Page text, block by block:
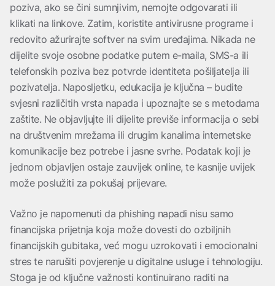
poziva, ako se čini sumnjivim, nemojte odgovarati ili
klikati na linkove. Zatim, koristite antivirusne programe i
redovito ažurirajte softver na svim uređajima. Nikada ne
dijelite svoje osobne podatke putem e-maila, SMS-a ili
telefonskih poziva bez potvrde identiteta pošiljatelja ili
pozivatelja. Naposljetku, edukacija je ključna – budite
svjesni različitih vrsta napada i upoznajte se s metodama
zaštite. Ne objavljujte ili dijelite previše informacija o sebi
na društvenim mrežama ili drugim kanalima internetske
komunikacije bez potrebe i jasne svrhe. Podatak koji je
jednom objavljen ostaje zauvijek online, te kasnije uvijek
može poslužiti za pokušaj prijevare.
Važno je napomenuti da phishing napadi nisu samo
financijska prijetnja koja može dovesti do ozbiljnih
financijskih gubitaka, već mogu uzrokovati i emocionalni
stres te narušiti povjerenje u digitalne usluge i tehnologiju.
Stoga je od ključne važnosti kontinuirano raditi na